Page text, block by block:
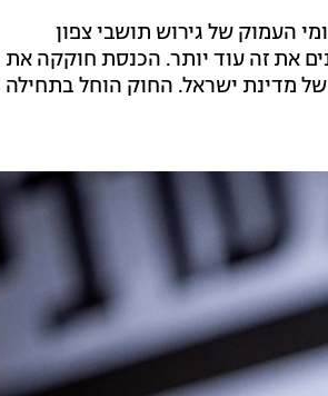
העמוק של גירוש תושבי צפון
ה-7 באוקטובר, כולם מבינים את זה עוד יותר. הכנסת חוקקה את
מדינת ישראל. החוק הוחל בתחילה